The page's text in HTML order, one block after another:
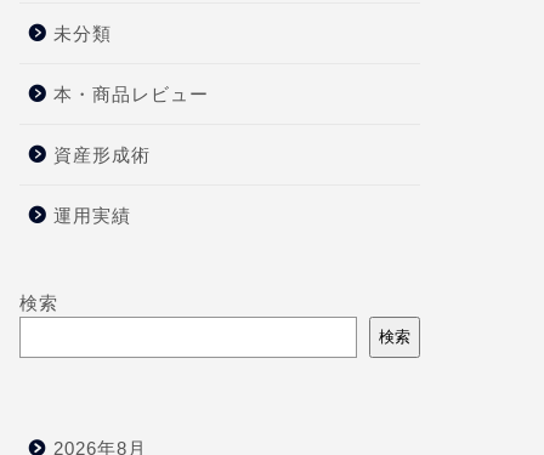
未分類
本・商品レビュー
資産形成術
運用実績
検索
検索
2026年8月